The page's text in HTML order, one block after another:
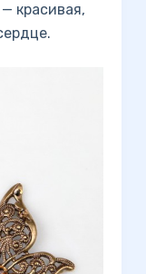
красивая,